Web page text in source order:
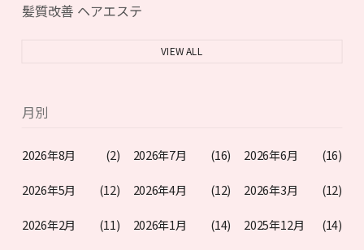
髪質改善 ヘアエステ
VIEW ALL
月別
2026年8月 (2) 2026年7月 (16) 2026年6月 (16)
2026年5月 (12) 2026年4月 (12) 2026年3月 (12)
2026年2月 (11) 2026年1月 (14) 2025年12月 (14)